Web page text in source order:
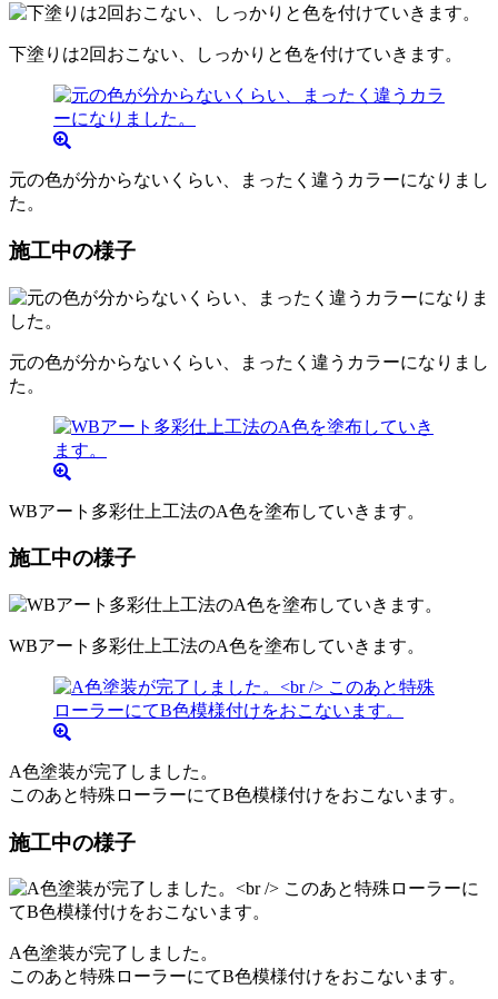
下塗りは2回おこない、しっかりと色を付けていきます。
元の色が分からないくらい、まったく違うカラーになりまし
た。
施工中の様子
元の色が分からないくらい、まったく違うカラーになりまし
た。
WBアート多彩仕上工法のA色を塗布していきます。
施工中の様子
WBアート多彩仕上工法のA色を塗布していきます。
A色塗装が完了しました。
このあと特殊ローラーにてB色模様付けをおこないます。
施工中の様子
A色塗装が完了しました。
このあと特殊ローラーにてB色模様付けをおこないます。